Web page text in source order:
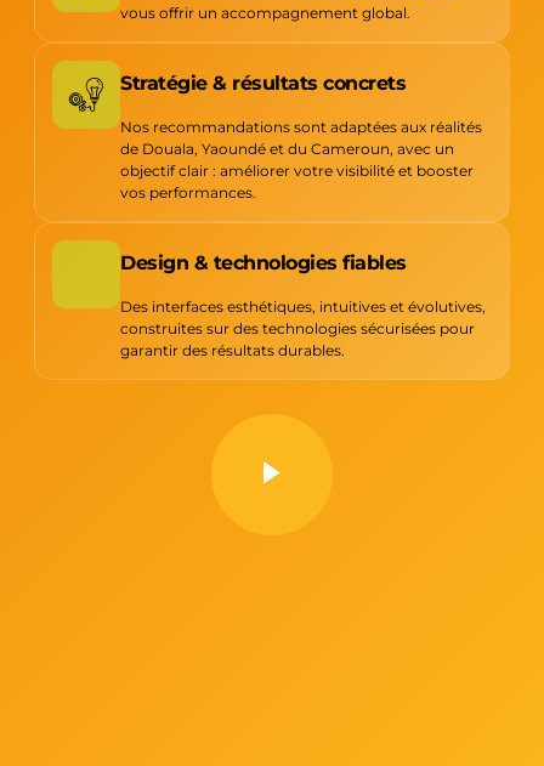
vous offrir un accompagnement global.
Stratégie & résultats concrets
Nos recommandations sont adaptées aux réalités
de Douala, Yaoundé et du Cameroun, avec un
objectif clair : améliorer votre visibilité et booster
vos performances.
Design & technologies fiables
Des interfaces esthétiques, intuitives et évolutives,
construites sur des technologies sécurisées pour
garantir des résultats durables.